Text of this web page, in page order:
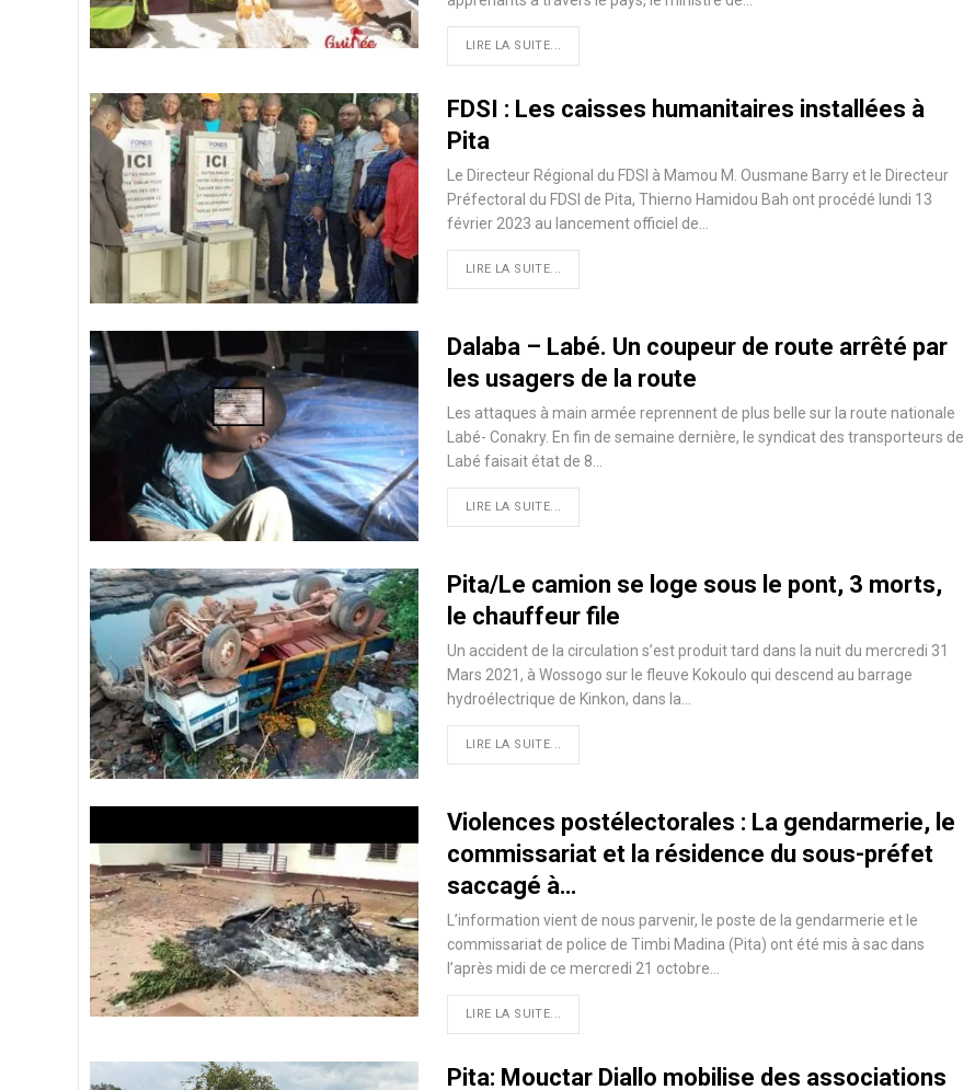
LIRE LA SUITE...
FDSI : Les caisses humanitaires installées à
Pita
Le Directeur Régional du FDSI à Mamou M. Ousmane Barry et le Directeur
Préfectoral du FDSI de Pita, Thierno Hamidou Bah ont procédé lundi 13
février 2023 au lancement officiel de…
LIRE LA SUITE...
Dalaba – Labé. Un coupeur de route arrêté par
les usagers de la route
Les attaques à main armée reprennent de plus belle sur la route nationale
Labé- Conakry. En fin de semaine dernière, le syndicat des transporteurs de
Labé faisait état de 8…
LIRE LA SUITE...
Pita/Le camion se loge sous le pont, 3 morts,
le chauffeur file
Un accident de la circulation s’est produit tard dans la nuit du mercredi 31
Mars 2021, à Wossogo sur le fleuve Kokoulo qui descend au barrage
hydroélectrique de Kinkon, dans la
LIRE LA SUITE...
Violences postélectorales : La gendarmerie, le
commissariat et la résidence du sous-préfet
saccagé à…
L’information vient de nous parvenir, le poste de la gendarmerie et le
commissariat de police de Timbi Madina (Pita) ont été mis à sac dans
l’après midi de ce mercredi 21 octobre
LIRE LA SUITE...
Pita: Mouctar Diallo mobilise des associations